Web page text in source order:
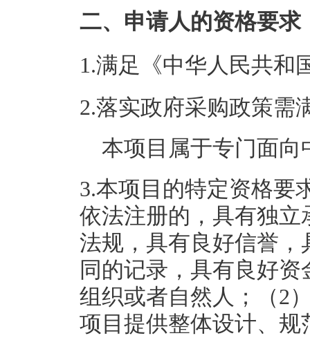
二、申请人的资格要求
1.满足《中华人民共和
2.落实政府采购政策需
本项目属于专门面
3.本项目的特定资格要
依法注册的，具有独
法规，具有良好信誉
同的记录，具有良好
组织或者自然人；（2
项目提供整体设计、